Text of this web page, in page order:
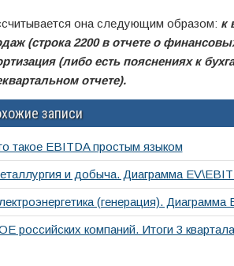
она следующим образом: к
(строка 2200 в отчете о
(либо есть пояснениях к
отчете).
записи
такое EBITDA простым языком
и добыча. Диаграмма
(генерация).
российских компаний. Итоги 3